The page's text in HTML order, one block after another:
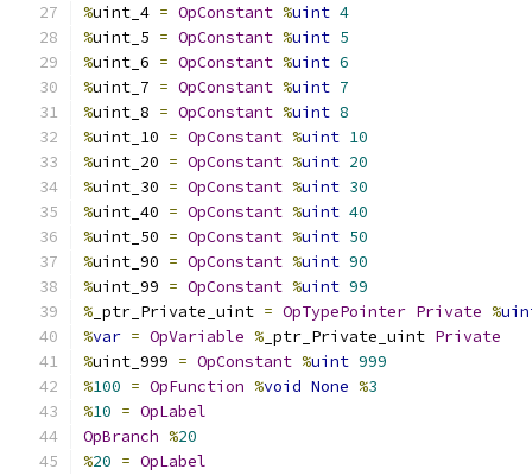
%uint_4 = OpConstant %uint 4
%uint_5 = OpConstant %uint 5
%uint_6 = OpConstant %uint 6
%uint_7 = OpConstant %uint 7
%uint_8 = OpConstant %uint 8
%uint_10 = OpConstant %uint 10
%uint_20 = OpConstant %uint 20
%uint_30 = OpConstant %uint 30
%uint_40 = OpConstant %uint 40
%uint_50 = OpConstant %uint 50
%uint_90 = OpConstant %uint 90
%uint_99 = OpConstant %uint 99
% _ptr_Private_uint = OpTypePointer Private %
%var = OpVariable % _ptr_Private_uint Private
%uint_999 = OpConstant %uint 999
%100 = OpFunction %void None %3
%10 = OpLabel
OpBranch %20
%20 = OpLabel